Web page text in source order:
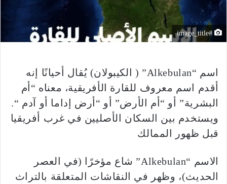
#image_title
اسم “Alkebulan” ( الكيبولان) يُقال أحيانًا إنه
أقدم اسم معروف للقارة الأفريقية، معناه “أم
البشرية” أو “أم الأرض” أو “أرض إداما أو آدم “.
ويستخدم بين السكان الأصليين في غرب أفريقيا
قبل ظهور الممالك
الاسم “Alkebulan” شاع مؤخرًا (في العصر
الحديث)، وظهر في النقاشات المتعلقة بالتراث